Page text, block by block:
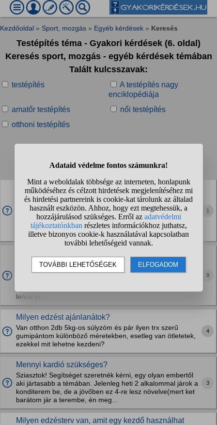
Kezdőoldal » Sport, mozgás » Egyéb kérdések » Keresés
Testépítés téma - Gyakori kérdések (6. oldal)
Keresés sport, mozgás - egyéb kérdések témában
Talált kulcsszavak:
testépítés
A testépítés nagy
enciklopédiája
amatőr testépítés
női testépítés
otthoni testépítés
❮❮ ❮ ... 5 6 7 8 ... ❯ ❯❯
Van itt olyan aki megunta/unja a testépítés, súlyzós
edzés bármilyen formáját? Mit választotok helyette?
Én kb. 15 éves korom óta edzek, rengeteget fejlődtem,
mondhatni életem részévé vált, hogy heti 3-4 edzés
minimum. Természetesen vannak és voltak is kisebb
nagyobb kihagyások (legnagyobb az 1 év volt, betegség...
1
Most voltam orvosnál és az orvosom ,mondta ,hogy
rossz a tartásom.kb 1 éve nem edzek semmit és
lenne jó...
8
Milyen edzést ajánlanátok?
Van otthon 2db 5kg-os súlyzóm és pár ilyen trx szerű
gumipántom különböző méretekben, esetleg van ötletetek,
ezekkel mit lehetne kezdeni?
4
Mennyi kardió szükséges?
Sziasztok! Segítséget szeretnék kérni, egy olyan embertől
aki jártasabb a témában. Jelenleg heti 2 alkalommal járok a
konditerem be, de a jövőben ez 4-re lesz növelve(mert ket
barátom jár a terembe, én meg...
3
Milyen edzésterv van, amit egy kezdő használhat